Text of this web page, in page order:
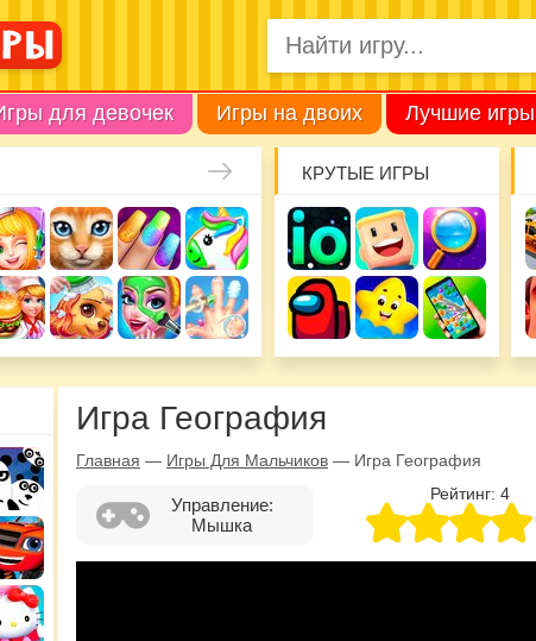
для девочек Игры на двоих Лучшие игры
КРУТЫЕ ИГРЫ
Игра География
Главная — Игры Для Мальчиков — Игра География
Управление:
Мышка
Рейтинг: 4